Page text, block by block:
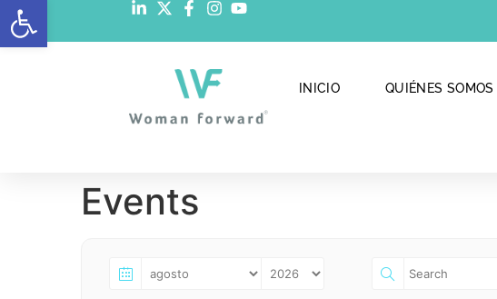
Abrir barra de herramientas
INICIO QUIÉNES SOMOS
Events